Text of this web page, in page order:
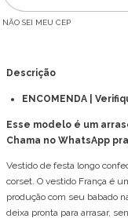
NÃO SEI MEU CEP
Descrição
ENCOMENDA |
Esse modelo é um
Chama no WhatsApp
Vestido de festa longo
corset. O vestido França é
produção com seu babado
deixa pronta para arrasar,